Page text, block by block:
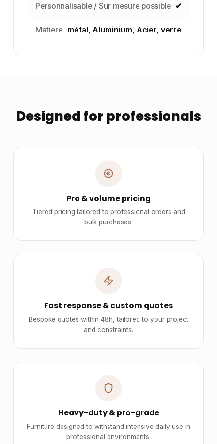
Personnalisable / Sur mesure possible ✔
Matiere métal, Aluminium, Acier, verre
Designed for professionals
Pro & volume pricing
Tiered pricing tailored to professional orders and
bulk purchases.
Fast response & custom quotes
Bespoke quotes within 48h, tailored to your project
and constraints.
Heavy-duty & pro-grade
Furniture designed to withstand intensive daily use in
professional environments.